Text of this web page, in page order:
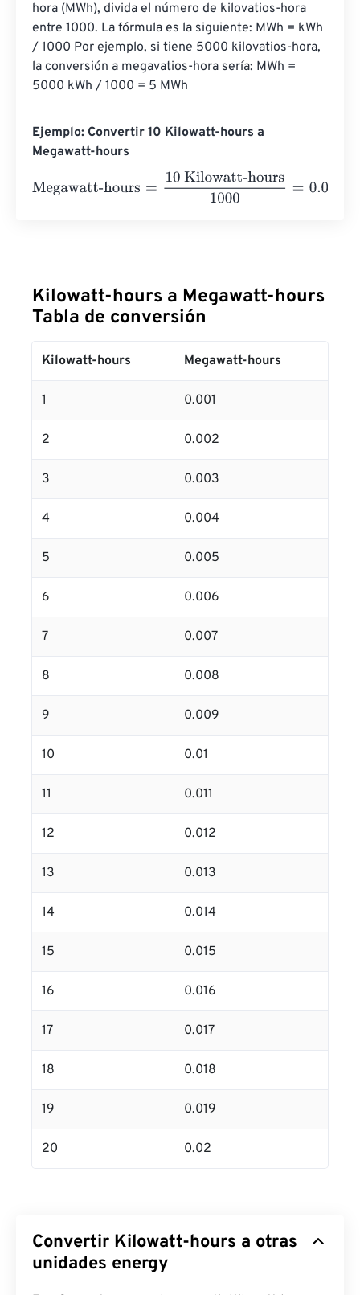
hora (MWh), divida el número de kilovatios-hora
entre 1000. La fórmula es la siguiente: MWh = kWh
/ 1000 Por ejemplo, si tiene 5000 kilovatios-hora,
la conversión a megavatios-hora sería: MWh =
5000 kWh / 1000 = 5 MWh
Ejemplo: Convertir 10 Kilowatt-hours a
Megawatt-hours
Megawatt-hours
10 Kilowatt-hours1000=0.01
Kilowatt-hours a Megawatt-hours
Tabla de conversión
Kilowatt-hours Megawatt-hours
1 0.001
2 0.002
3 0.003
4 0.004
5 0.005
6 0.006
7 0.007
8 0.008
9 0.009
10 0.01
11 0.011
12 0.012
13 0.013
14 0.014
15 0.015
16 0.016
17 0.017
18 0.018
19 0.019
20 0.02
Convertir Kilowatt-hours a otras
unidades energy